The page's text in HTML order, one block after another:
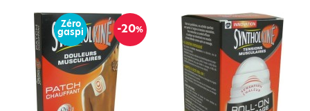
-20%
Zéro
gaspi